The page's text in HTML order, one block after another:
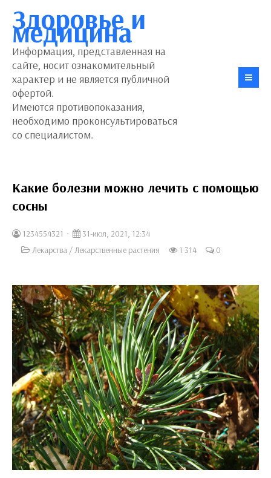
Здоровье и
медицина
Информация, представленная на
сайте, носит ознакомительный
характер и не является публичной
офертой.
Имеются противопоказания,
необходимо проконсультироваться
со специалистом.
Какие болезни можно лечить с помощью
сосны
1234554321
31-июл, 2021, 12:34
Лекарства /Лекарственные растения 1 314 0